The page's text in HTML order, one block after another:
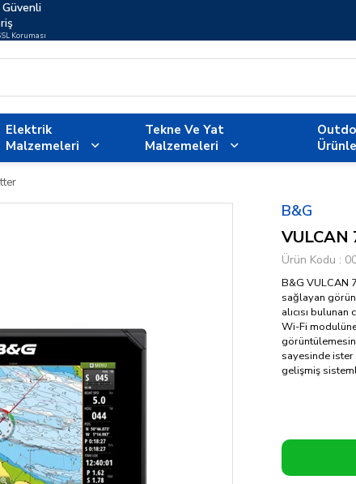
Koruması
Elektrik
Malzemeleri
Tekne Ve Yat
Malzemeleri
B&G
Ürün Kodu
B&G VULCAN
sağlayan
alıcısı
Wi-Fi
sayesinde
gelişmiş